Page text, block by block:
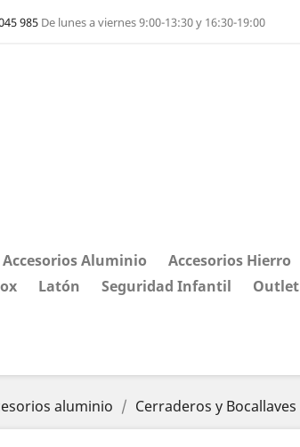
985 De lunes a viernes 9:00-13:30 y 16:30-19:00
Accesorios Aluminio Accesorios Hierro
Latón Seguridad Infantil Outlet
aluminio Cerraderos y Bocallaves